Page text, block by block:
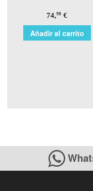
74,90 €
Añadir al carrito